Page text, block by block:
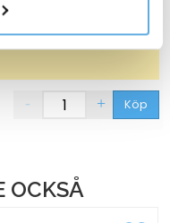
Köp
OCKSÅ